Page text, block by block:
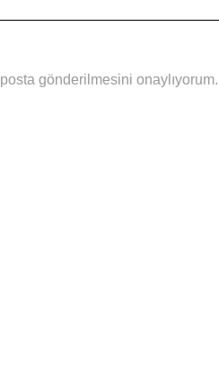
gönderilmesini